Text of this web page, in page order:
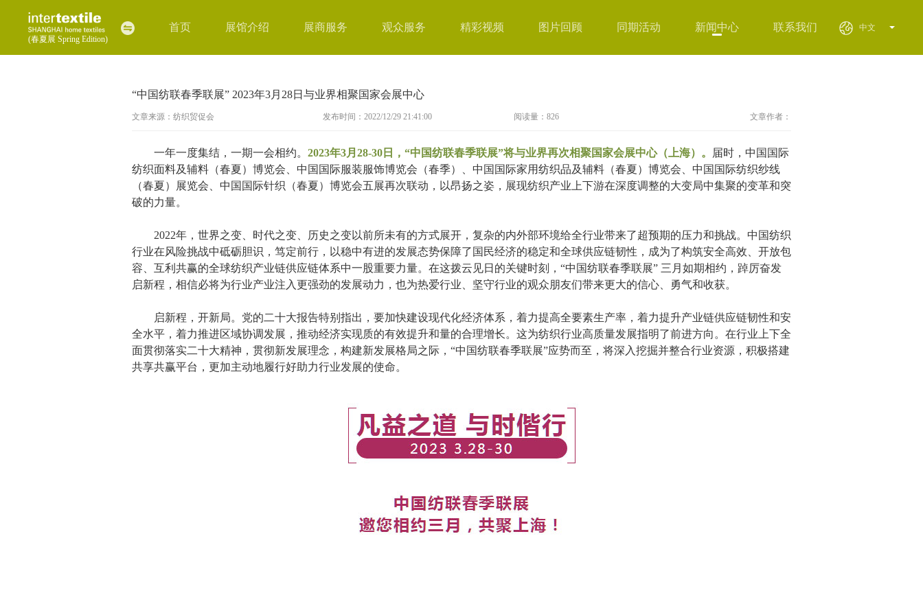
(春夏展 Spring Edition)
首页 展馆介绍 展商服务 观众服务 精彩视频 图片回顾 同期活动 新闻中心 联系我们 中文
“中国纺联春季联展” 2023年3月28日与业界相聚国家会展中心
文章来源：纺织贸促会 发布时间：2022/12/29 21:41:00 阅读量： 826 文章作者：
一年一度集结，一期一会相约。 2023年3月28-30日，“中国纺联春季联展”将与业界再次相聚国家会展中心（上海）。
届时，中国国际
纺织面料及辅料（春夏）博览会、中国国际服装服饰博览会（春季）、中国国际家用纺织品及辅料（春夏）博览会、中国国际纺织纱线
（春夏）展览会、中国国际针织（春夏）博览会五展再次联动，以昂扬之姿，展现纺织产业上下游在深度调整的大变局中集聚的变革和突
破的力量。
2022年，世界之变、时代之变、历史之变以前所未有的方式展开，复杂的内外部环境给全行业带来了超预期的压力和挑战。中国纺织
行业在风险挑战中砥砺胆识，笃定前行，以稳中有进的发展态势保障了国民经济的稳定和全球供应链韧性，成为了构筑安全高效、开放包
容、互利共赢的全球纺织产业链供应链体系中一股重要力量。在这拨云见日的关键时刻，“中国纺联春季联展” 三月如期相约，踔厉奋发
启新程，相信必将为行业产业注入更强劲的发展动力，也为热爱行业、坚守行业的观众朋友们带来更大的信心、勇气和收获。
启新程，开新局。党的二十大报告特别指出，要加快建设现代化经济体系，着力提高全要素生产率，着力提升产业链供应链韧性和安
全水平，着力推进区域协调发展，推动经济实现质的有效提升和量的合理增长。这为纺织行业高质量发展指明了前进方向。在行业上下全
面贯彻落实二十大精神，贯彻新发展理念，构建新发展格局之际，“中国纺联春季联展”应势而至，将深入挖掘并整合行业资源，积极搭建
共享共赢平台，更加主动地履行好助力行业发展的使命。